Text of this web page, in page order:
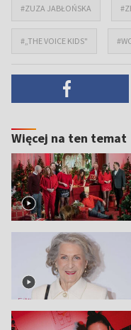
#ZUZA JABŁOŃSKA
#„THE VOICE KIDS"
Więcej na ten temat